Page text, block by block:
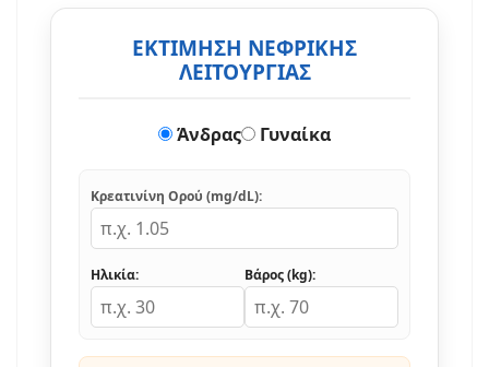
ΕΚΤΙΜΗΣΗ ΝΕΦΡΙΚΗΣ
ΛΕΙΤΟΥΡΓΙΑΣ
Άνδρας Γυναίκα
Κρεατινίνη Ορού (mg/dL):
Ηλικία: Βάρος (kg):